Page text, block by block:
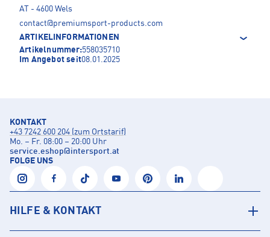
AT - 4600 Wels
contact@premiumsport-products.com
ARTIKELINFORMATIONEN
Artikelnummer:558035710
Im Angebot seit08.01.2025
KONTAKT
+43 7242 600 204 (zum Ortstarif)
Mo. – Fr. 08:00 – 20:00 Uhr
service.eshop@intersport.at
FOLGE UNS
HILFE & KONTAKT